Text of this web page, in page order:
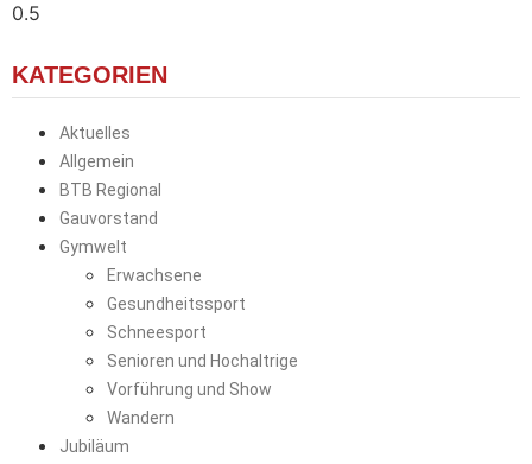
KATEGORIEN
Aktuelles
Allgemein
BTB Regional
Gauvorstand
Gymwelt
Erwachsene
Gesundheitssport
Schneesport
Senioren und Hochaltrige
Vorführung und Show
Wandern
Jubiläum